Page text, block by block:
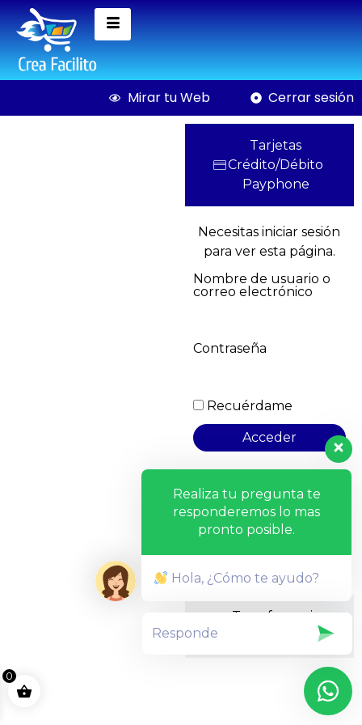
Mirar tu Web Cerrar sesión
Tarjetas
Crédito/Débito
Payphone
Transferencia
Necesitas iniciar sesión
para ver esta página.
Nombre de usuario o
correo electrónico
Contraseña
Recuérdame
0
Curso de
avanzada
$40,00
Realiza tu pregunta te
responderemos lo mas
pronto posible.
Hola, ¿Cómo te ayudo?